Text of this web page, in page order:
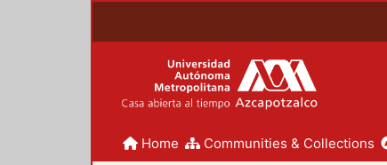
Home Communities & Collections